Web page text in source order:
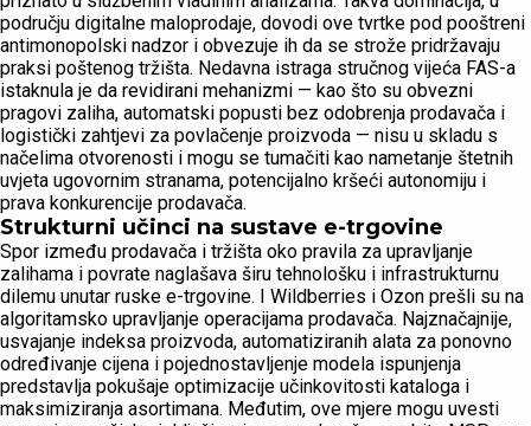
području digitalne maloprodaje, dovodi ove tvrtke pod pooštreni
antimonopolski nadzor i obvezuje ih da se strože pridržavaju
praksi poštenog tržišta. Nedavna istraga stručnog vijeća FAS-a
istaknula je da revidirani mehanizmi — kao što su obvezni
pragovi zaliha, automatski popusti bez odobrenja prodavača i
logistički zahtjevi za povlačenje proizvoda — nisu u skladu s
načelima otvorenosti i mogu se tumačiti kao nametanje štetnih
uvjeta ugovornim stranama, potencijalno kršeći autonomiju i
prava konkurencije prodavača.
Strukturni učinci na sustave e-trgovine
Spor između prodavača i tržišta oko pravila za upravljanje
zalihama i povrate naglašava širu tehnološku i infrastrukturnu
dilemu unutar ruske e-trgovine. I Wildberries i Ozon prešli su na
algoritamsko upravljanje operacijama prodavača. Najznačajnije,
usvajanje indeksa proizvoda, automatiziranih alata za ponovno
određivanje cijena i pojednostavljenje modela ispunjenja
predstavlja pokušaje optimizacije učinkovitosti kataloga i
maksimiziranja asortimana. Međutim, ove mjere mogu uvesti